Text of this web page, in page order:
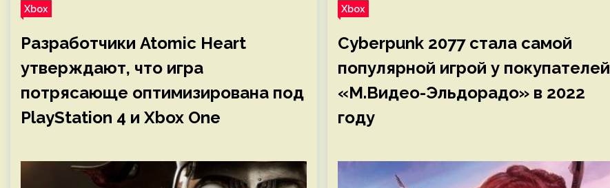
Xbox
Разработчики Atomic Heart
утверждают, что игра
потрясающе оптимизирована под
PlayStation 4 и Xbox One
Xbox
Cyberpunk 2077 стала самой
популярной игрой у покупателей
«М.Видео-Эльдорадо» в 2022
году